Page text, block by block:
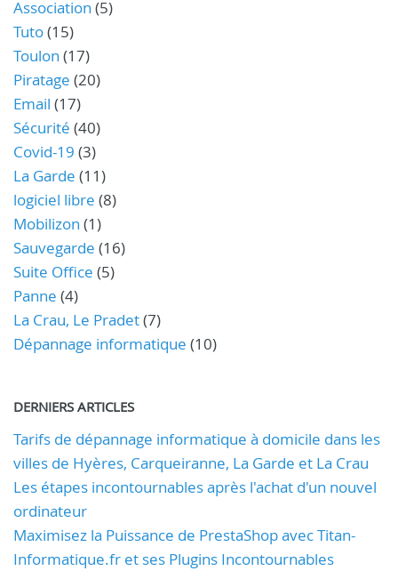
Association (5)
Tuto(15)
Toulon (17)
Piratage (20)
Email (17)
Sécurité (40)
Covid-19 (3)
La Garde (11)
logiciel libre (8)
Mobilizon (1)
Sauvegarde (16)
Suite Office (5)
Panne (4)
La Crau, Le Pradet(7)
Dépannage informatique (10)
DERNIERS ARTICLES
Tarifs de dépannage informatique à domicile dans les
villes de Hyères, Carqueiranne, La Garde et La Crau
Les étapes incontournables après l'achat d'un nouvel
ordinateur
Maximisez la Puissance de PrestaShop avec Titan-
Informatique.fr et ses Plugins Incontournables